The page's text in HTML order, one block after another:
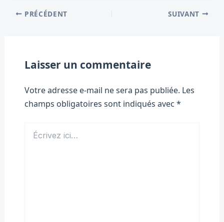
PRÉCÉDENT SUIVANT
Laisser un commentaire
Votre adresse e-mail ne sera pas publiée. Les
champs obligatoires sont indiqués avec *
ici…